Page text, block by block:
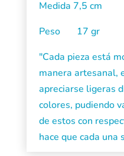
Medida 7,5 cm
Peso 17 gr
"Cada pieza está
manera artesanal,
apreciarse ligeras
colores, pudiendo
de estos con
hace que cada una